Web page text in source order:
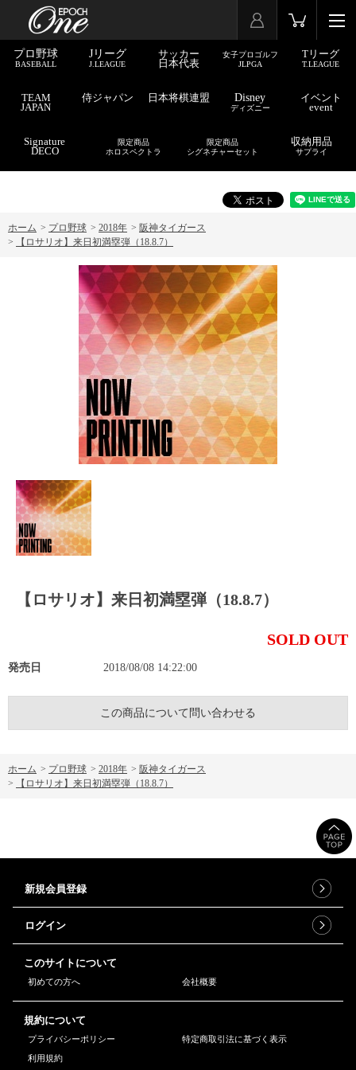
プロ野球
BASEBALL
Jリーグ
J.LEAGUE
サッカー
日本代表
女子プロゴルフ
JLPGA
Tリーグ
T.LEAGUE
TEAM
JAPAN
侍ジャパン 日本将棋連盟 Disney
ディズニー
イベント
event
Signature
DECO
限定商品
ホロスペクトラ
限定商品
シグネチャーセット
収納用品
サプライ
ホーム > プロ野球 > 2018年 > 阪神タイガース
>
【ロサリオ】来日初満塁弾（18.8.7）
【ロサリオ】来日初満塁弾（18.8.7）
SOLD OUT
発売日 2018/08/08 14:22:00
この商品について問い合わせる
ホーム > プロ野球 > 2018年 > 阪神タイガース
>
【ロサリオ】来日初満塁弾（18.8.7）
新規会員登録
ログイン
このサイトについて
初めての方へ 会社概要
規約について
プライバシーポリシー
特定商取引法に基づく表示
利用規約